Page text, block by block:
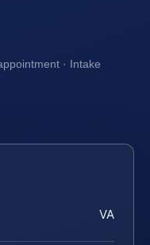
· Intake
VA